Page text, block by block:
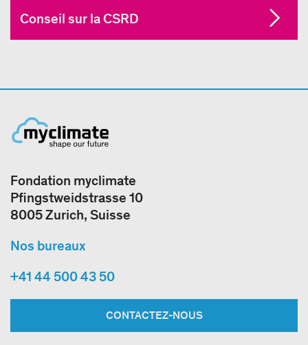
Conseil sur la CSRD
Fondation myclimate
Pfingstweidstrasse 10
8005 Zurich, Suisse
Nos bureaux
+41 44 500 43 50
CONTACTEZ-NOUS